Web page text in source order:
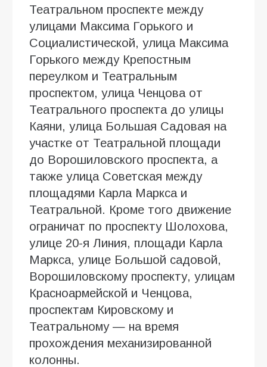
Театральном проспекте между
улицами Максима Горького и
Социалистической, улица Максима
Горького между Крепостным
переулком и Театральным
проспектом, улица Ченцова от
Театрального проспекта до улицы
Каяни, улица Большая Садовая на
участке от Театральной площади
до Ворошиловского проспекта, а
также улица Советская между
площадями Карла Маркса и
Театральной. Кроме того движение
ограничат по проспекту Шолохова,
улице 20-я Линия, площади Карла
Маркса, улице Большой садовой,
Ворошиловскому проспекту, улицам
Красноармейской и Ченцова,
проспектам Кировскому и
Театральному — на время
прохождения механизированной
колонны.